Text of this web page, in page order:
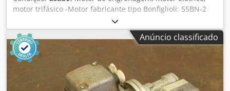
motor trifásico -Motor fabricante tipo Bonfiglioli: 55BN-2
Dcodpfx Asckd E Roggek -Produtor de caixas de recolha do
tipo Bonfiglioli: -Potência: 0.12 kW -Construção: Ângulo B5 -
Eixo do diametro: Ø 9 mm -Classe de protecção: -Preço: por
peça -Número: 2x disponível -Dimensões: -Peso: 4 kg
Anúncio classificado